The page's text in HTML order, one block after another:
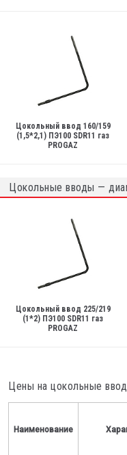
Цокольный ввод 160/159
(1,5*2,1) ПЭ100 SDR11 газ
PROGAZ
Цокольные вводы —
Цокольный ввод 225/219
(1*2) ПЭ100 SDR11 газ
PROGAZ
Цены на цокольные
Наименование